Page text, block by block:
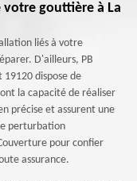
gouttière à La
liés à votre
D'ailleurs, PB
19120 dispose de
la capacité de réaliser
précise et assurent une
perturbation
pour confier
assurance.